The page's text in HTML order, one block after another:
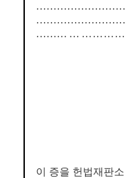
………… ………
이 증을 헌법재판